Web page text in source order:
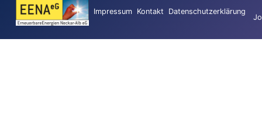
Impressum Kontakt Datenschutzerklärung